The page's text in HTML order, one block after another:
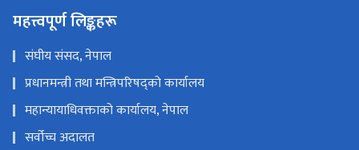
महत्त्वपूर्ण लिङ्कहरू
संघीय संसद, नेपाल
प्रधानमन्त्री तथा मन्त्रिपरिषद्को कार्यालय
महान्यायाधिवक्ताको कार्यालय, नेपाल
सर्वोच्च अदालत